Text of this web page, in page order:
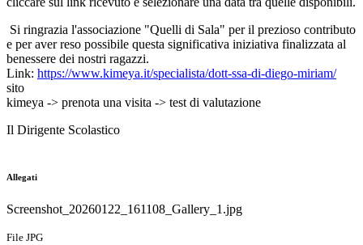
Si ringrazia l'associazione "Quelli di Sala" per il prezioso contributo
e per aver reso possibile questa significativa iniziativa finalizzata al
benessere dei nostri ragazzi.
Link: https://www.kimeya.it/specialista/dott-ssa-di-diego-miriam/
sito
kimeya -> prenota una visita -> test di valutazione
Il Dirigente Scolastico
Allegati
Screenshot_20260122_161108_Gallery_1.jpg
File JPG